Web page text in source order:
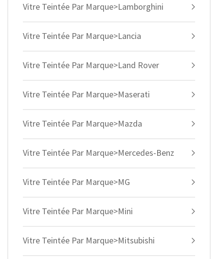
Vitre Teintée Par Marque>Lamborghini
Vitre Teintée Par Marque>Lancia
Vitre Teintée Par Marque>Land Rover
Vitre Teintée Par Marque>Maserati
Vitre Teintée Par Marque>Mazda
Vitre Teintée Par Marque>Mercedes-Benz
Vitre Teintée Par Marque>MG
Vitre Teintée Par Marque>Mini
Vitre Teintée Par Marque>Mitsubishi